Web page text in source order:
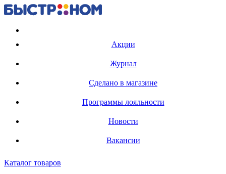
Акции
Журнал
Сделано в магазине
Программы лояльности
Новости
Вакансии
Каталог товаров